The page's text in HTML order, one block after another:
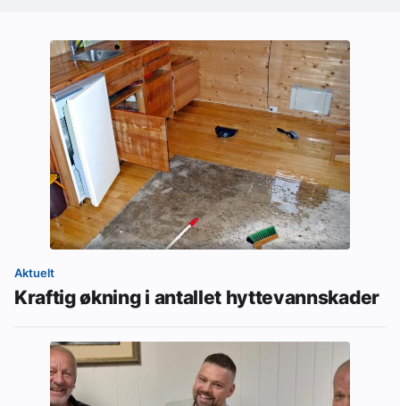
Aktuelt
Kraftig økning i antallet hyttevannskader